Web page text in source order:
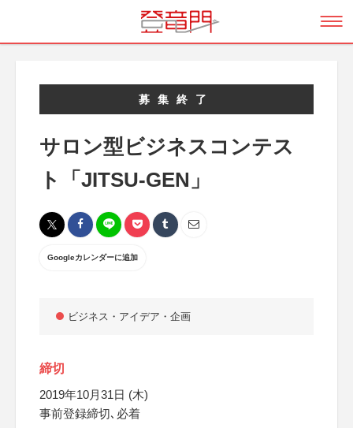
募集終了
サロン型ビジネスコンテス
ト「JITSU-GEN」
Googleカレンダーに追加
ビジネス・アイデア・企画
締切
2019年10月31日 (木)
事前登録締切､必着